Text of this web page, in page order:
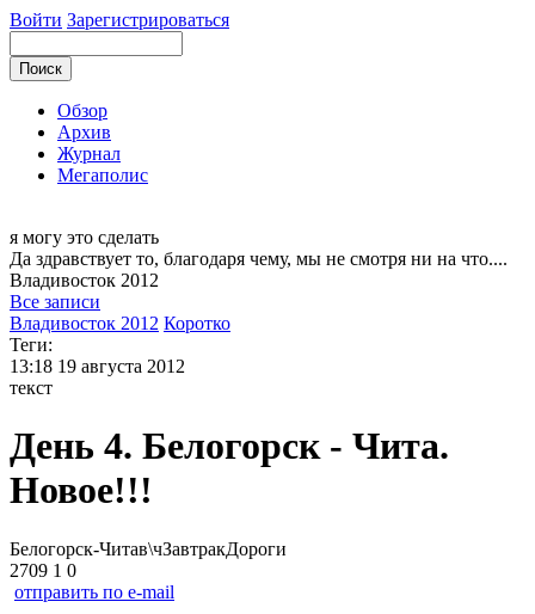
Войти Зарегистрироваться
Обзор
Архив
Журнал
Мегаполис
я могу это сделать
Да здравствует то, благодаря чему, мы не смотря ни на что....
Владивосток 2012
Все записи
Владивосток 2012 Коротко
Теги:
13:18 19 августа 2012
текст
День 4. Белогорск - Чита.
Новое!!!
Белогорск-Читав\чЗавтракДороги
2709 1 0
отправить по e-mail